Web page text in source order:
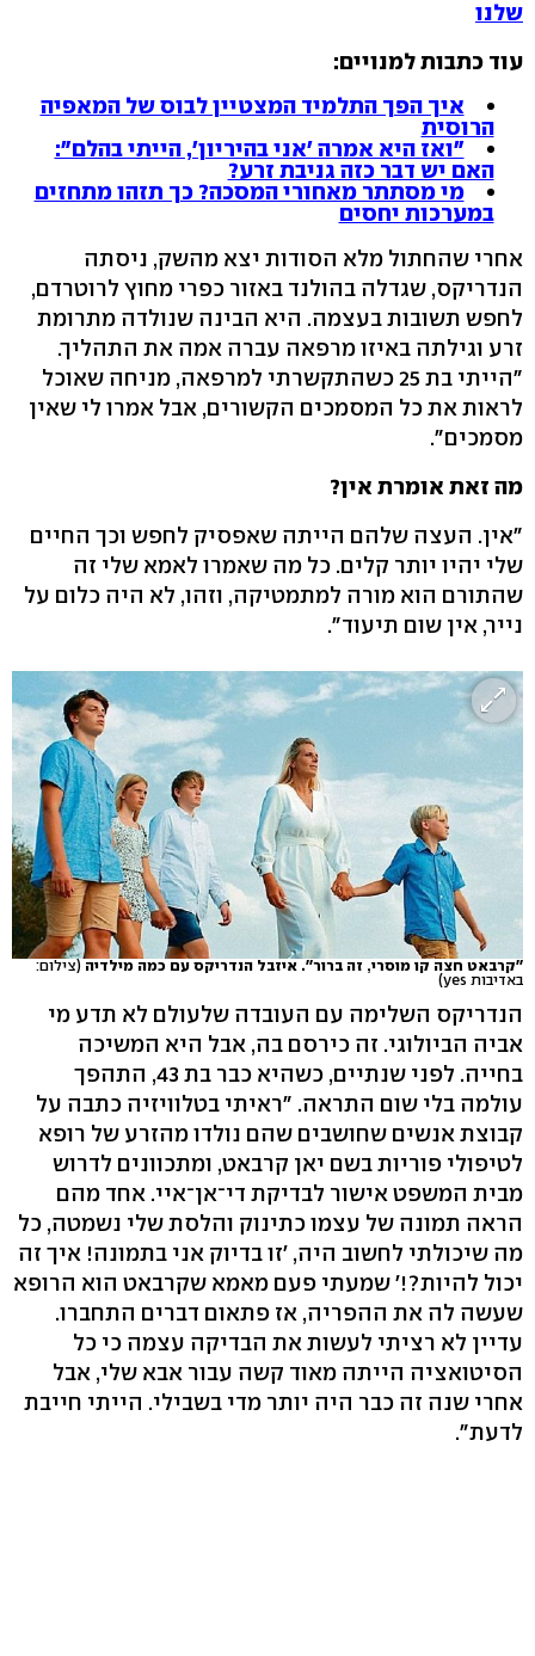
שלנו
עוד כתבות למנויים:
איך הפך התלמיד המצטיין לבוס של המאפיה
הרוסית
"ואז היא אמרה 'אני בהיריון', הייתי בהלם":
האם יש דבר כזה גניבת זרע?
מי מסתתר מאחורי המסכה? כך תזהו מתחזים
במערכות יחסים
אחרי שהחתול מלא הסודות יצא מהשק, ניסתה
הנדריקס, שגדלה בהולנד באזור כפרי מחוץ לרוטרדם,
לחפש תשובות בעצמה. היא הבינה שנולדה מתרומת
זרע וגילתה באיזו מרפאה עברה אמה את התהליך.
"הייתי בת 25 כשהתקשרתי למרפאה, מניחה שאוכל
לראות את כל המסמכים הקשורים, אבל אמרו לי שאין
מסמכים".
מה זאת אומרת אין?
"אין. העצה שלהם הייתה שאפסיק לחפש וכך החיים
שלי יהיו יותר קלים. כל מה שאמרו לאמא שלי זה
שהתורם הוא מורה למתמטיקה, וזהו, לא היה כלום על
נייר, אין שום תיעוד".
''קרבאט חצה קו מוסרי, זה ברור''. איזבל הנדריקס עם כמה מילדיה (צילום:
באדיבות yes)
הנדריקס השלימה עם העובדה שלעולם לא תדע מי
אביה הביולוגי. זה כירסם בה, אבל היא המשיכה
בחייה. לפני שנתיים, כשהיא כבר בת 43, התהפך
עולמה בלי שום התראה. "ראיתי בטלוויזיה כתבה על
קבוצת אנשים שחושבים שהם נולדו מהזרע של רופא
לטיפולי פוריות בשם יאן קרבאט, ומתכוונים לדרוש
מבית המשפט אישור לבדיקת די־אן־איי. אחד מהם
הראה תמונה של עצמו כתינוק והלסת שלי נשמטה, כל
מה שיכולתי לחשוב היה, 'זו בדיוק אני בתמונה! איך זה
יכול להיות?!' שמעתי פעם מאמא שקרבאט הוא הרופא
שעשה לה את ההפריה, אז פתאום דברים התחברו.
עדיין לא רציתי לעשות את הבדיקה עצמה כי כל
הסיטואציה הייתה מאוד קשה עבור אבא שלי, אבל
אחרי שנה זה כבר היה יותר מדי בשבילי. הייתי חייבת
לדעת".